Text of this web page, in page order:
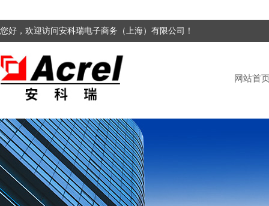
您好，欢迎访问安科瑞电子商务（上海）有限公司！
网站首